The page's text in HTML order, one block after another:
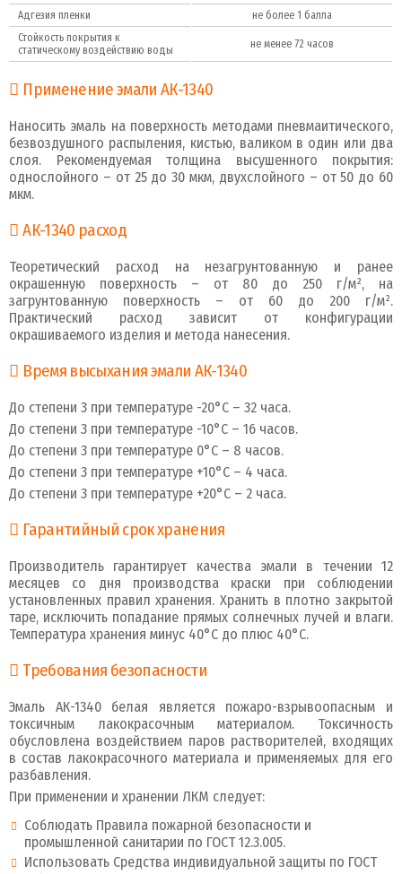
Адгезия пленки
не более 1 балла
Стойкость покрытия к
статическому воздействию воды
не менее 72 часов
Применение эмали АК-1340
Наносить эмаль на поверхность методами пневмаитического,
безвоздушного распыления, кистью, валиком в один или два
слоя. Рекомендуемая толщина высушенного покрытия:
однослойного – от 25 до 30 мкм, двухслойного – от 50 до 60
мкм.
АК-1340 расход
Теоретический расход на незагрунтованную и ранее
окрашенную поверхность – от 80 до 250 г/м², на
загрунтованную поверхность – от 60 до 200 г/м².
Практический расход зависит от конфигурации
окрашиваемого изделия и метода нанесения.
Время высыхания эмали АК-1340
До степени 3 при температуре -20°С – 32 часа.
До степени 3 при температуре -10°С – 16 часов.
До степени 3 при температуре 0°С – 8 часов.
До степени 3 при температуре +10°С – 4 часа.
До степени 3 при температуре +20°С – 2 часа.
Гарантийный срок хранения
Производитель гарантирует качества эмали в течении 12
месяцев со дня производства краски при соблюдении
установленных правил хранения. Хранить в плотно закрытой
таре, исключить попадание прямых солнечных лучей и влаги.
Температура хранения минус 40°C до плюс 40°С.
Требования безопасности
Эмаль АК-1340 белая является пожаро-взрывоопасным и
токсичным лакокрасочным материалом. Токсичность
обусловлена воздействием паров растворителей, входящих
в состав лакокрасочного материала и применяемых для его
разбавления.
При применении и хранении ЛКМ следует:
Соблюдать Правила пожарной безопасности и
промышленной санитарии по ГОСТ 12.3.005.
Использовать Средства индивидуальной защиты по ГОСТ